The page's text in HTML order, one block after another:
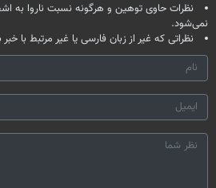
نظرات حاوی توهین و هرگونه نسبت ناروا
نمی‌شود.
نظراتی که غیر از زبان فارسی یا غیر مرتبط با